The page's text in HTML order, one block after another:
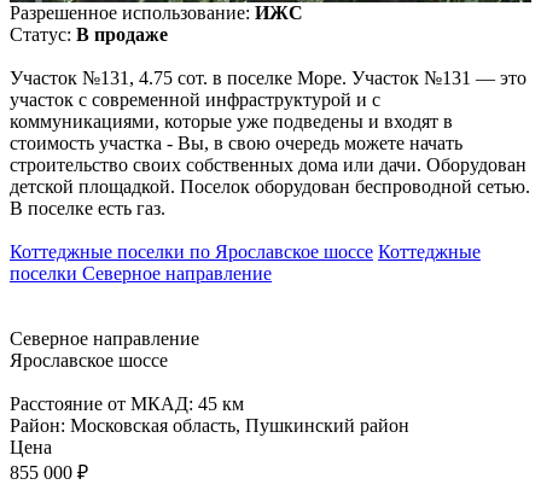
Разрешенное использование: ИЖС
Статус: В продаже
Участок №131, 4.75 сот. в поселке Море. Участок №131 — это
участок с современной инфраструктурой и с
коммуникациями, которые уже подведены и входят в
стоимость участка - Вы, в свою очередь можете начать
строительство своих собственных дома или дачи. Оборудован
детской площадкой. Поселок оборудован беспроводной сетью.
В поселке есть газ.
Коттеджные поселки по Ярославское шоссе Коттеджные
поселки Северное направление
Северное направление
Ярославское шоссе
Расстояние от МКАД: 45 км
Район: Московская область, Пушкинский район
Цена
855 000 ₽